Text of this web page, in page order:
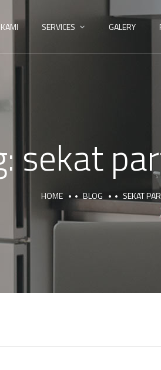
SERVICES GALERY
sekat
HOME BLOG SEKAT